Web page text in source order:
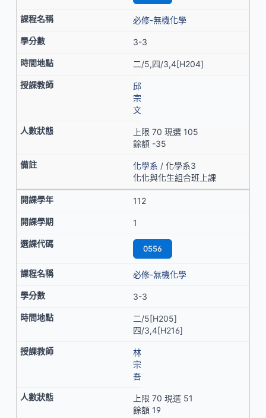
必修-無機化學
3-3
二/5,四/3,4[H204]
邱
宗
文
上限 70 現選 105
餘額 -35
化學系 / 化學系3
化化與化生組合班上課
112
1
0556
必修-無機化學
3-3
二/5[H205]
四/3,4[H216]
林
宗
吾
上限 70 現選 51
餘額 19